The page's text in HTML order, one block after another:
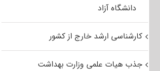
دانشگاه آزاد
کارشناسی ارشد خارج از کشور
جذب هیات علمی وزارت بهداشت